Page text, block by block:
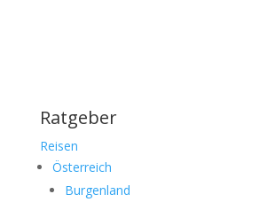
Ratgeber
Reisen
Österreich
Burgenland